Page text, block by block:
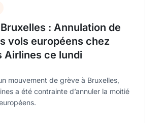
: Annulation de
vols européens chez
Airlines ce lundi
mouvement de grève à Bruxelles,
a été contrainte d’annuler la moitié